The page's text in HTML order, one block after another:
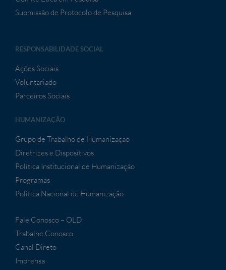
Submissão de Protocolo de Pesquisa
RESPONSABILIDADE SOCIAL
Ações Sociais
Voluntariado
Parceiros Sociais
HUMANIZAÇÃO
Grupo de Trabalho de Humanização
Diretrizes e Dispositivos
Política Institucional de Humanização
Programas
Política Nacional de Humanização
Fale Conosco – OLD
Trabalhe Conosco
Canal Direto
Imprensa